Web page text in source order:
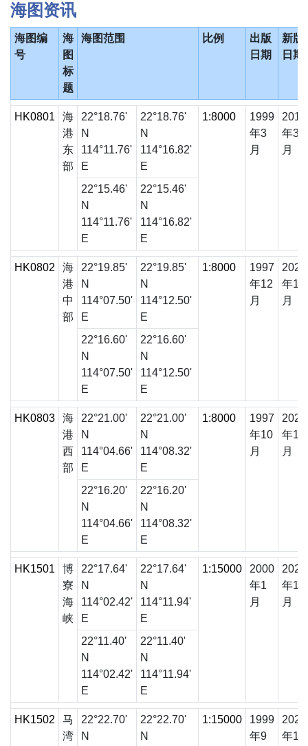
海图资讯
海图编
号
海
图
标
题
海图范围 比例
出版
日期
新版
日期
HK0801
海
港
东
部
22°18.76'
N
114°11.76'
E
22°18.76'
N
114°16.82'
E
1:8000
1999
年3
月
2019
年3
月
22°15.46'
N
114°11.76'
E
22°15.46'
N
114°16.82'
E
HK0802
海
港
中
部
22°19.85'
N
114°07.50'
E
22°19.85'
N
114°12.50'
E
1:8000
1997
年12
月
2025
年12
月
22°16.60'
N
114°07.50'
E
22°16.60'
N
114°12.50'
E
HK0803
海
港
西
部
22°21.00'
N
114°04.66'
E
22°21.00'
N
114°08.32'
E
1:8000
1997
年10
月
2022
年12
月
22°16.20'
N
114°04.66'
E
22°16.20'
N
114°08.32'
E
HK1501
博
寮
海
峡
22°17.64'
N
114°02.42'
E
22°17.64'
N
114°11.94'
E
1:15000
2000
年1
月
2024
年12
月
22°11.40'
N
114°02.42'
E
22°11.40'
N
114°11.94'
E
HK1502
马
湾
22°22.70'
N
22°22.70'
N
1:15000
1999
年9
2023
年12